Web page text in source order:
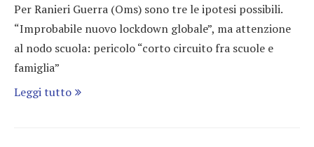
Per Ranieri Guerra (Oms) sono tre le ipotesi possibili.
“Improbabile nuovo lockdown globale”, ma attenzione
al nodo scuola: pericolo “corto circuito fra scuole e
famiglia”
Leggi tutto